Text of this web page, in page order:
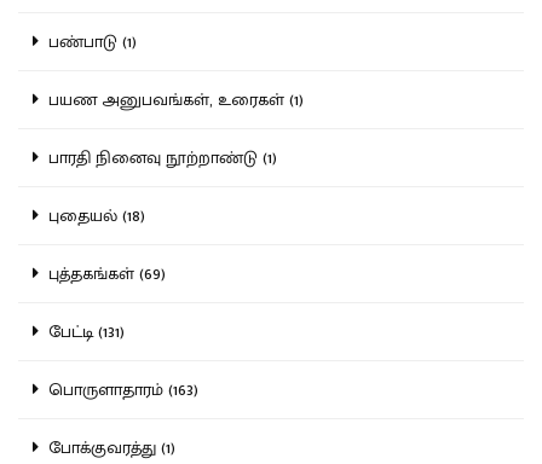
பண்பாடு (1)
பயண அனுபவங்கள், உரைகள் (1)
பாரதி நினைவு நூற்றாண்டு (1)
புதையல் (18)
புத்தகங்கள் (69)
பேட்டி (131)
பொருளாதாரம் (163)
போக்குவரத்து (1)